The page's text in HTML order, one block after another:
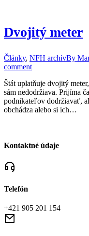
Dvojitý meter
Články, NFH archívBy
comment
Štát uplatňuje dvojitý
sám nedodržiava. Prijíma
podnikateľov dodržiavať,
obchádza alebo si ich…
Kontaktné údaje
Telefón
+421 905 201 154